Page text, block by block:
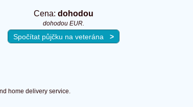
Cena: dohodou
dohodou EUR.
Spočítat půjčku na veterána >
home delivery service.